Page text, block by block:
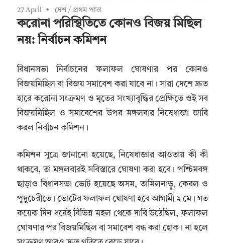
27 April দেশ / প্রথম পাতা
করোনা পরিস্থিতিতে কোনও বিজয় মিছিল
নয়: নির্বাচন কমিশন
বিধানসভা নির্বাচনের ফলাফল ঘোষণার পর কোনও
বিজয়মিছিল বা বিজয় সমাবেশ করা যাবে না। সারা দেশে দ্রুত
হারে করোনা সংক্রমণ ও মৃতের সংখ্যাবৃদ্ধির প্রেক্ষিতে ওই সব
বিজয়মিছিল ও সমাবেশের উপর মঙ্গলবার নিষেধাজ্ঞা জারি
করল নির্বাচন কমিশন।
কমিশন সূত্রে জানানো হয়েছে, নিষেধাজ্ঞার আওতায় কী কী
থাকবে, তা মঙ্গলবারই সবিস্তারে ঘোষণা করা হবে। পশ্চিমবঙ্গ
ছাড়াও বিধানসভা ভোট হয়েছে অসম, তামিলনাড়ু, কেরল ও
পুদুচেরীতে। ভোটের ফলাফল ঘোষণা হবে আগামী ২ মে। গত
কয়েক দিন ধরেই বিভিন্ন মহল থেকে দাবি উঠেছিল, ফলাফল
ঘোষণার পর বিজয়মিছিল বা সমাবেশ বন্ধ করা হোক। না হলে